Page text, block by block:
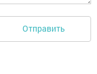
Отправить